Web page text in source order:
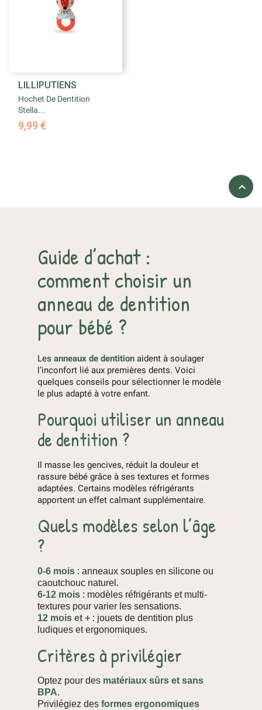
LILLIPUTIENS
Hochet De Dentition
Stella...
9,99 €

Guide d’achat :
comment choisir un
anneau de dentition
pour bébé ?
Les anneaux de dentition aident à soulager
l’inconfort lié aux premières dents. Voici
quelques conseils pour sélectionner le modèle
le plus adapté à votre enfant.
Pourquoi utiliser un anneau
de dentition ?
Il masse les gencives, réduit la douleur et
rassure bébé grâce à ses textures et formes
adaptées. Certains modèles réfrigérants
apportent un effet calmant supplémentaire.
Quels modèles selon l’âge
?
0-6 mois : anneaux souples en silicone ou
caoutchouc naturel.
6-12 mois : modèles réfrigérants et multi-
textures pour varier les sensations.
12 mois et + : jouets de dentition plus
ludiques et ergonomiques.
Critères à privilégier
Optez pour des matériaux sûrs et sans
BPA.
Privilégiez des formes ergonomiques